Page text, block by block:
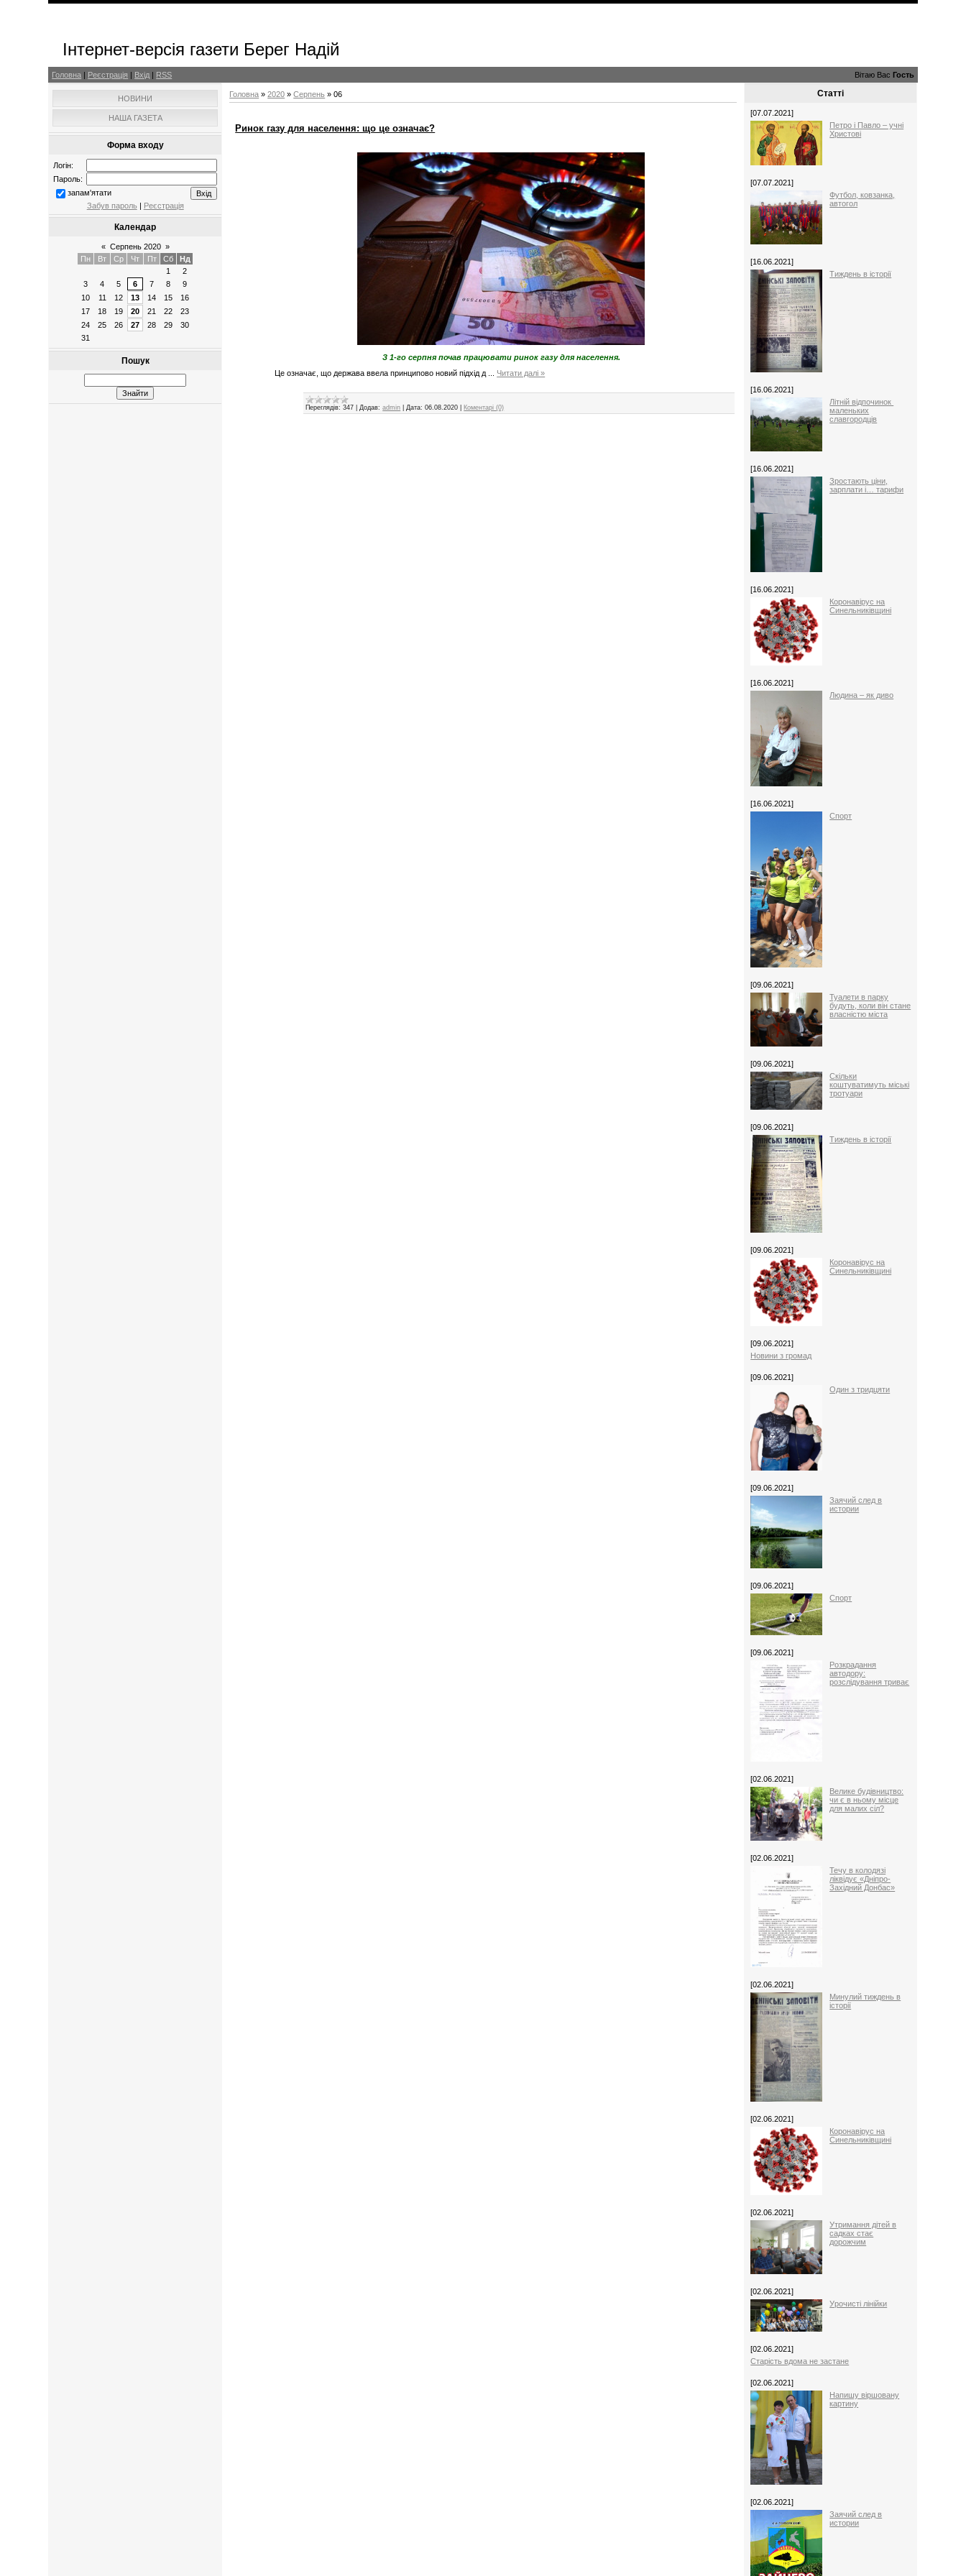
Інтернет-версія газети Берег Надій
Головна | Реєстрація | Вхід | RSS Вітаю Вас Гость
НОВИНИ
НАША ГАЗЕТА
Форма входу
Логін:
Пароль:
запам'ятати
Забув пароль | Реєстрація
Календар
« Серпень 2020 »
Пн
Вт Ср Чт Пт Сб
Нд
1
2
3
4 5 6 7 8
9
10
11 12 13 14 15
16
17
18 19 20 21 22
23
24
25 26 27 28 29
30
31
Пошук
Головна »2020 » Серпень » 06
Ринок газу для населення: що це означає?
З 1-го серпня почав працювати ринок газу для населення.
Це означає, що держава ввела принципово новий підхід д
Читати далі »
Переглядів: 347 Додав: admin Дата: 06.08.2020 Коментарі (0)
Статті
[07.07.2021]
Петро і Павло – учні
Христові
[07.07.2021]
Футбол, ковзанка,
автогол
[16.06.2021]
Тиждень в історії
[16.06.2021]
Літній відпочинок
маленьких
славгородців
[16.06.2021]
Зростають ціни,
зарплати і… тарифи
[16.06.2021]
Коронавірус на
Синельниківщині
[16.06.2021]
Людина – як диво
[16.06.2021]
Спорт
[09.06.2021]
Туалети в парку
будуть, коли він стане
власністю міста
[09.06.2021]
Скільки
коштуватимуть міські
тротуари
[09.06.2021]
Тиждень в історії
[09.06.2021]
Коронавірус на
Синельниківщині
[09.06.2021]
Новини з громад
[09.06.2021]
Один з тридцяти
[09.06.2021]
Заячий след в
истории
[09.06.2021]
Спорт
[09.06.2021]
Розкрадання
автодору:
розслідування триває
[02.06.2021]
Велике будівництво:
чи є в ньому місце
для малих сіл?
[02.06.2021]
Течу в колодязі
ліквідує «Дніпро-
Західний Донбас»
[02.06.2021]
Минулий тиждень в
історії
[02.06.2021]
Коронавірус на
Синельниківщині
[02.06.2021]
Утримання дітей в
садках стає
дорожчим
[02.06.2021]
Урочисті лінійки
[02.06.2021]
Старість вдома не застане
[02.06.2021]
Напишу віршовану
картину
[02.06.2021]
Заячий след в
истории